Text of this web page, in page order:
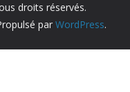
droits réservés.
par WordPress.